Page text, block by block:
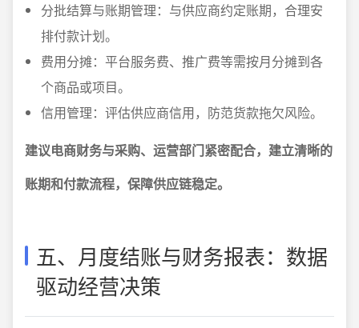
分批结算与账期管理：与供应商约定账期，合理安
排付款计划。
费用分摊：平台服务费、推广费等需按月分摊到各
个商品或项目。
信用管理：评估供应商信用，防范货款拖欠风险。
建议电商财务与采购、运营部门紧密配合，建立清晰的
账期和付款流程，保障供应链稳定。
五、月度结账与财务报表：数据
驱动经营决策